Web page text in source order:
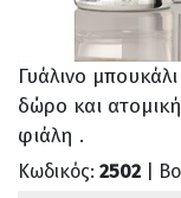
Γυάλινο
δώρο και
φιάλη .
Κωδικός: 2502 |